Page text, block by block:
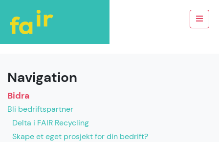
Navigation
Bidra
Bli bedriftspartner
Delta i FAIR Recycling
Skape et eget prosjekt for din bedrift?